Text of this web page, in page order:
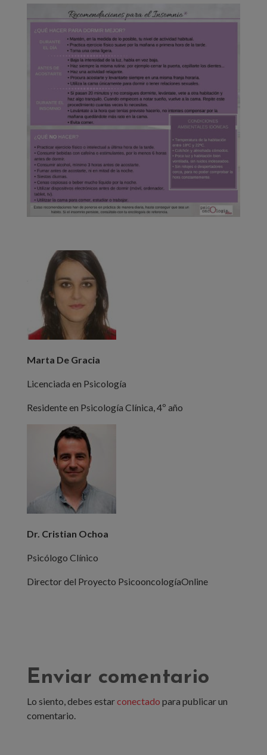
Marta De Gracia
Licenciada en Psicología
Residente en Psicología Clínica, 4º año
Dr. Cristian Ochoa
Psicólogo Clínico
Director del Proyecto PsicooncologíaOnline
Enviar comentario
Lo siento, debes estarconectado para publicar un
comentario.